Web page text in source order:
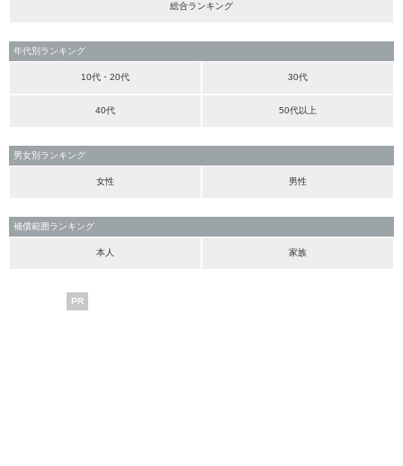
総合ランキング
年代別ランキング
10代・20代 30代
40代 50代以上
男女別ランキング
女性 男性
補償範囲ランキング
本人 家族
PR